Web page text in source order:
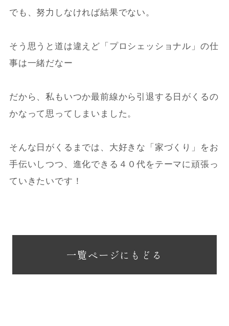
でも、努力しなければ結果でない。
そう思うと道は違えど「プロシェッショナル」の仕
事は一緒だなー
だから、私もいつか最前線から引退する日がくるの
かなって思ってしまいました。
そんな日がくるまでは、大好きな「家づくり」をお
手伝いしつつ、進化できる４０代をテーマに頑張っ
ていきたいです！
一覧ページにもどる